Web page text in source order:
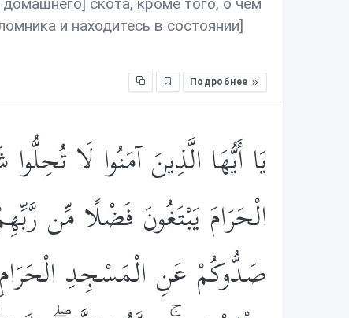
и находитесь в состоянии]
Подробнее
يَا أَيُّهَا الَّذِينَ آمَنُوا لَا
الْحَرَامَ يَبْتَغُونَ فَضْلًا مِّن
صَدُّوكُمْ عَنِ الْمَسْجِدِ الْحَرَامِ